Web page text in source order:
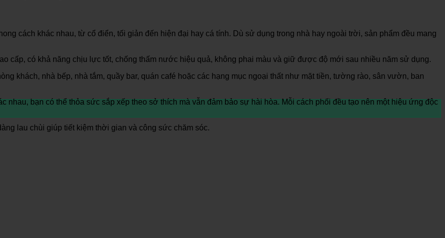
cách khác nhau, từ cổ điển, tối giản đến hiện đại hay cá tính. Dù sử dụng trong nhà hay ngoài trời, sản phẩm đều mang
cấp, có khả năng chịu lực tốt, chống thấm nước hiệu quả, không phai màu và giữ được độ mới sau nhiều năm sử dụng.
khách, nhà bếp, nhà tắm, quầy bar, quán café hoặc các hạng mục ngoại thất như mặt tiền, tường rào, sân vườn, ban
nhau, bạn có thể thỏa sức sắp xếp theo sở thích mà vẫn đảm bảo sự hài hòa. Mỗi cách phối đều tạo nên một hiệu ứng độc
lau chùi giúp tiết kiệm thời gian và công sức chăm sóc.